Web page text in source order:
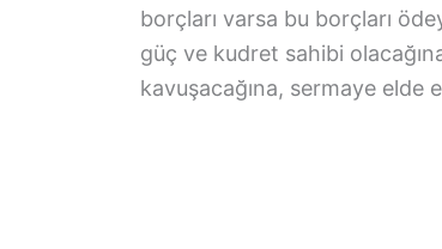
borçları varsa bu borçları
güç ve kudret sahibi
kavuşacağına, sermaye elde